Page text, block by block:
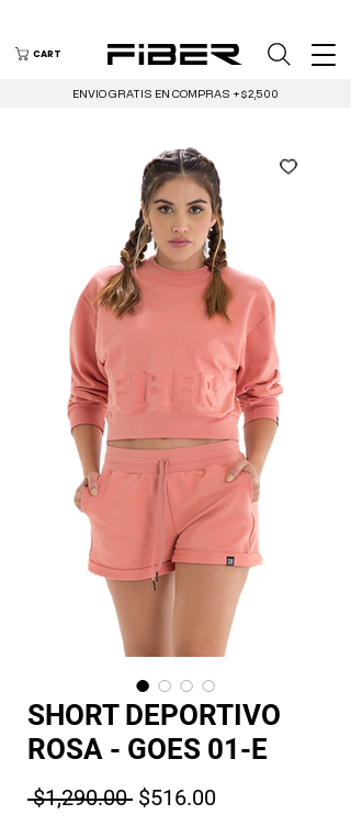
CART
ENVIO GRATIS EN COMPRAS +$2,500
SHORT DEPORTIVO
ROSA - GOES 01-E
$1,290.00 Precio
$516.00Precio de